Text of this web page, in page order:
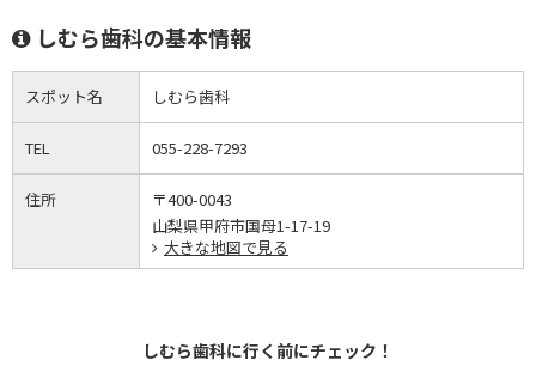
しむら歯科の基本情報
スポット名 しむら歯科
TEL 055-228-7293
住所
〒400-0043
山梨県甲府市国母1-17-19
大きな地図で見る
しむら歯科に行く前にチェック！